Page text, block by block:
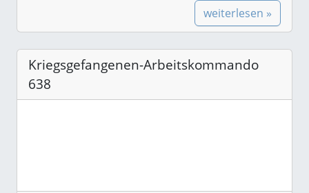
weiterlesen »
Kriegsgefangenen-Arbeitskommando
638